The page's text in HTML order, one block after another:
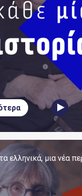
ελληνικά, μια νέα